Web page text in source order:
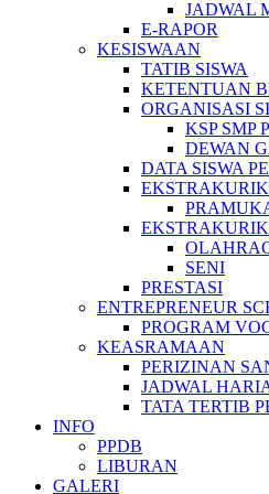
JADWAL
E-RAPOR
KESISWAAN
TATIB SISWA
KETENTUAN
ORGANISASI
KSP SMP
DEWAN
DATA SISWA
SENI
PRESTASI
ENTREPRENEUR
PROGRAM
KEASRAMAAN
PERIZINAN
JADWAL
TATA TERTIB
INFO
PPDB
LIBURAN
GALERI